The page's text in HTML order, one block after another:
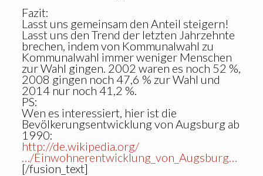
Fazit:
Lasst uns gemeinsam den Anteil steigern!
Lasst uns den Trend der letzten Jahrzehnte
brechen, indem von Kommunalwahl zu
Kommunalwahl immer weniger Menschen
zur Wahl gingen. 2002 waren es noch 52 %,
2008 gingen noch 47,6 % zur Wahl und
2014 nur noch 41,2 %.
PS:
Wen es interessiert, hier ist die
Bevölkerungsentwicklung von Augsburg ab
1990:
http://de.wikipedia.org/
…/Einwohnerentwicklung_von_Augsburg…
[/fusion_text]